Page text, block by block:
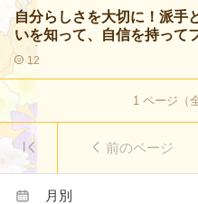
自分らしさを大切に！派手
いを知って、自信を持って
を楽しもう
12
1ページ（
前のページ
月別